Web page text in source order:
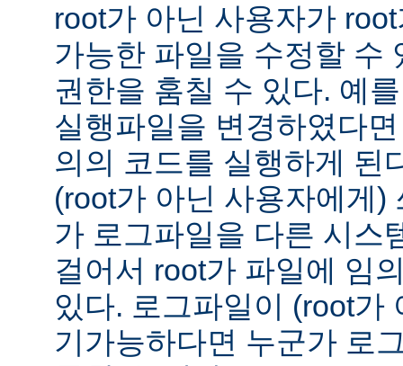
root가 아닌 사용자가
가능한 파일을 수정할 수
권한을 훔칠 수 있다. 예
실행파일을 변경하였다
의의 코드를 실행하게 된
(root가 아닌 사용자에게)
가 로그파일을 다른 시스
걸어서 root가 파일에 임
있다. 로그파일이 (root가
기가능하다면 누군가 로